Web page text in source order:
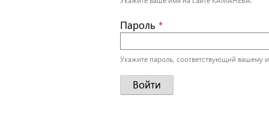
Пароль *
Укажите пароль, соответствующий вашему